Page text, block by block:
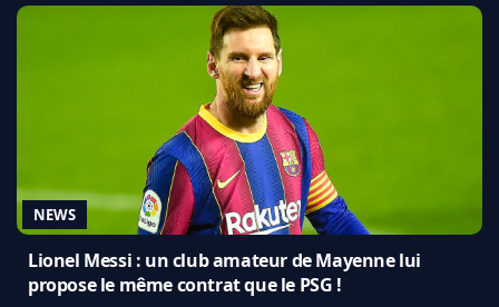
NEWS
Lionel Messi : un club amateur de Mayenne lui
propose le même contrat que le PSG !